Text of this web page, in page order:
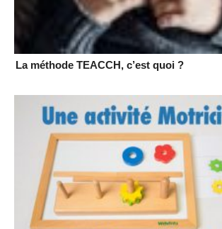
La méthode TEACCH, c’est quoi ?